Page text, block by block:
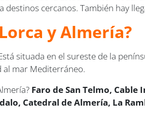
cercanos. También hay
y Almería?
situada en el sureste de la
al mar Mediterráneo.
Faro de San Telmo,
Catedral de Almería, La